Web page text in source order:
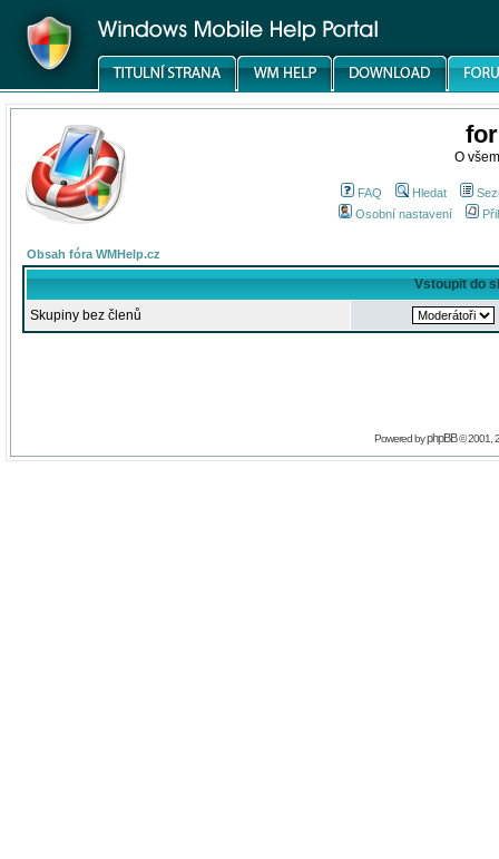
O
FAQ Hledat
Osobní nastavení
Obsah fóra WMHelp.cz
Vstoupit do
Skupiny bez členů
Powered byphpBB© 2001,